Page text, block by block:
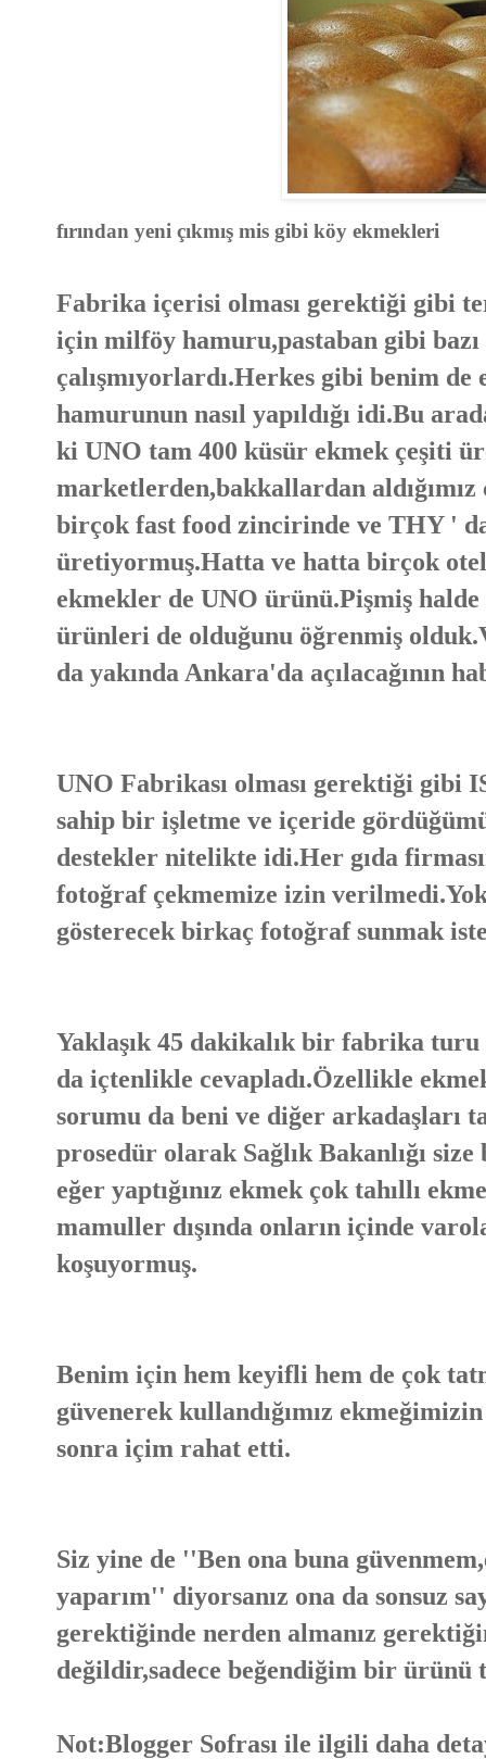
fırından yeni çıkmış mis gibi köy ekmekleri
Fabrika içerisi olması gerektiği gibi
için milföy hamuru,pastaban gibi
çalışmıyorlardı.Herkes gibi benim
hamurunun nasıl yapıldığı idi.Bu
ki UNO tam 400 küsür ekmek çeşiti
marketlerden,bakkallardan
birçok fast food zincirinde ve THY '
üretiyormuş.Hatta ve hatta birçok
ekmekler de UNO ürünü.Pişmiş
ürünleri de olduğunu öğrenmiş
da yakında Ankara'da açılacağının
UNO Fabrikası olması gerektiği gibi
sahip bir işletme ve içeride
destekler nitelikte idi.Her gıda
fotoğraf çekmemize izin
gösterecek birkaç fotoğraf sunmak
Yaklaşık 45 dakikalık bir fabrika turu
da içtenlikle cevapladı.Özellikle
sorumu da beni ve diğer arkadaşları
prosedür olarak Sağlık Bakanlığı
eğer yaptığınız ekmek çok tahıllı
mamuller dışında onların içinde
koşuyormuş.
Benim için hem keyifli hem de çok
güvenerek kullandığımız
sonra içim rahat etti.
Siz yine de ''Ben ona buna
yaparım'' diyorsanız ona da sonsuz
gerektiğinde nerden almanız
değildir,sadece beğendiğim bir ürünü
Not:Blogger Sofrası ile ilgili daha